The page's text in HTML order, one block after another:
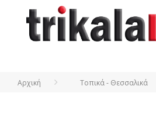
Αρχική Τοπικά - Θεσσαλικά